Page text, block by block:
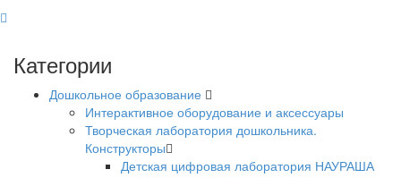
Категории
Дошкольное образование
Интерактивное оборудование и аксессуары
Творческая лаборатория дошкольника.
Конструкторы
Детская цифровая лаборатория НАУРАША